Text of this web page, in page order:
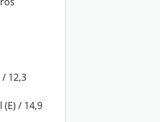
/ 12,3
(E) / 14,9